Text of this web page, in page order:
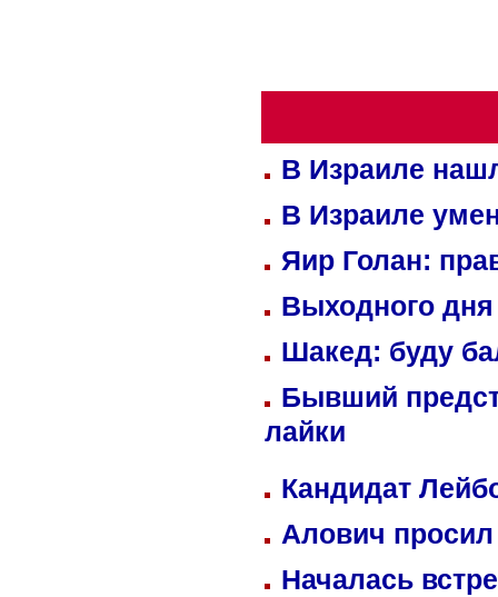
В Израиле
В Израиле
Яир Голан:
Выходного
Шакед: буду
Бывший
лайки
Кандидат
Алович просил
Началась